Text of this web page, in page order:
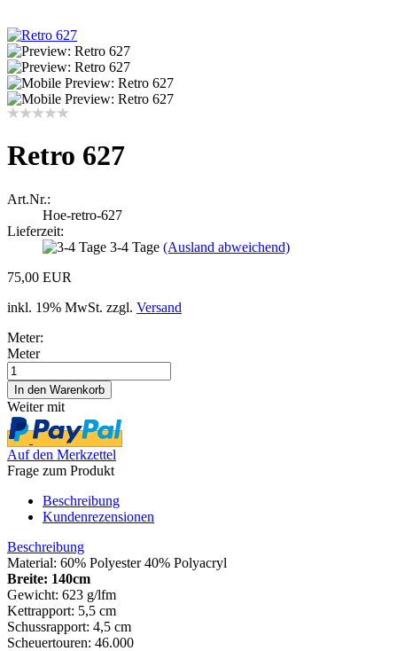
Retro 627
Art.Nr.:
Hoe-retro-627
Lieferzeit:
3-4 Tage (Ausland abweichend)
75,00 EUR
inkl. 19% MwSt. zzgl. Versand
Meter:
Meter
Weiter mit
Auf den Merkzettel
Frage zum Produkt
Beschreibung
Kundenrezensionen
Beschreibung
Material: 60% Polyester 40% Polyacryl
Breite: 140cm
Gewicht: 623 g/lfm
Kettrapport: 5,5 cm
Schussrapport: 4,5 cm
Scheuertouren: 46.000